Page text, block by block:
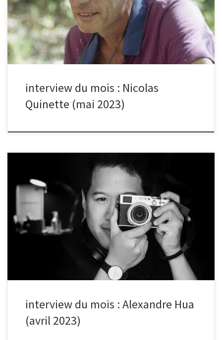
type de photo fais-tu ? Je photographie de façon instinctive
certains hommes, femmes ou enfants que je croise dans les rues
du monde. Les personnes qui m’attirent d’un point de vue
photographique ont en commun d’être creusées et traversées par
la vie.Elles sont livrées […]
interview du mois : Nicolas
Quinette (mai 2023)
quelle est l’histoire de ta photo (cf sélection du mois d’avril sur le
thème de l’architecture) ? où a-t-elle été prise ? Cette photo a été
prise en Mai 2020 sur les marches de la Grande Arche de la
Défense, juste après le premier confinement. Les gens
recommençaient tout juste à sortir, mais pas autant qu’avant la
pandémie. Le quartier de la Défense est principalement connu
pour ses grandes tours, ses grands espaces et son architecture
moderne. C’étaient des conditions idéales pour faire des photos
de rue minimalistes comme celle-ci. depuis quand es-tu inscrit au
interview du mois : Alexandre Hua
(avril 2023)